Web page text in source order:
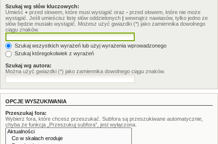
Szukaj wg słów kluczowych:
Umieść + przed słowem, które musi wystąpić oraz - przed słowem, które nie może
wystąpić. Jeśli umieścisz listę słów oddzielonych | wewnątrz nawiasów, tylko jedno ze
słów będzie musiało wystąpić. Możesz użyć gwiazdki (*) jako zamiennika dowolnego
ciągu znaków.
Szukaj wszystkich wyrażeń lub użyj wyrażenia wprowadzonego
Szukaj któregokolwiek z wyrażeń
Szukaj wg autora:
Można użyć gwiazdki (*) jako zamiennika dowolnego ciągu znaków.
OPCJE WYSZUKIWANIA
Przeszukaj fora:
Wybierz fora, które chcesz przeszukać. Subfora są przeszukiwane automatycznie,
chyba że funkcja „Przeszukuj subfora”, jest wyłączona.